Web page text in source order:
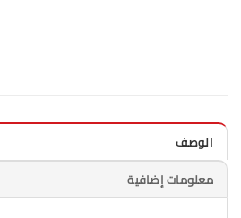
الوصف
معلومات إضافية